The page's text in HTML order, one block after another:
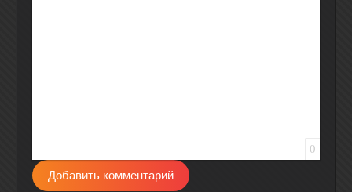
0
Добавить комментарий